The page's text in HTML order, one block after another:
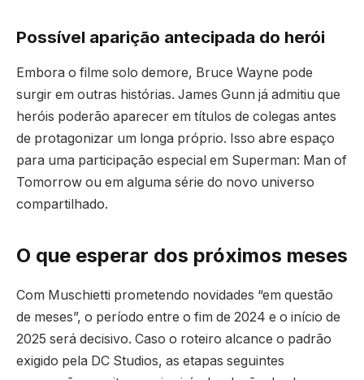
Possível aparição antecipada do herói
Embora o filme solo demore, Bruce Wayne pode
surgir em outras histórias. James Gunn já admitiu que
heróis poderão aparecer em títulos de colegas antes
de protagonizar um longa próprio. Isso abre espaço
para uma participação especial em Superman: Man of
Tomorrow ou em alguma série do novo universo
compartilhado.
O que esperar dos próximos meses
Com Muschietti prometendo novidades “em questão
de meses”, o período entre o fim de 2024 e o início de
2025 será decisivo. Caso o roteiro alcance o padrão
exigido pela DC Studios, as etapas seguintes